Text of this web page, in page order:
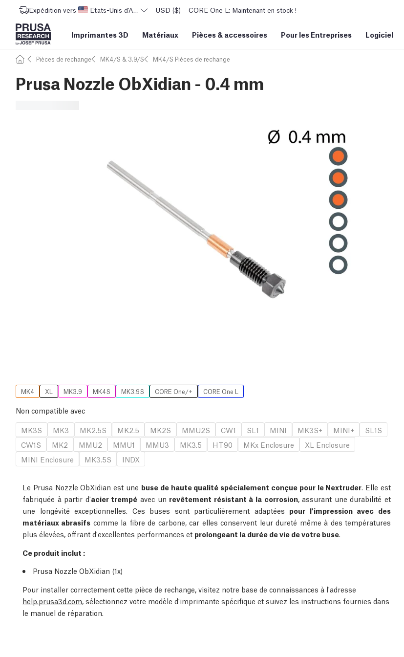
Expédition vers Etats-Unis d'AmériqueUSD ($) CORE One L: Maintenant en stock !
Imprimantes 3D Matériaux Pièces & accessoires Pour les Entreprises Logiciel
Pièces de rechange MK4/S & 3.9/S MK4/S Pièces de rechange
Prusa Nozzle ObXidian - 0.4 mm
MK4 XL MK3.9 MK4S MK3.9S CORE One/+ CORE One L
Non compatible avec
MK3S
MK3 MK2.5S MK2.5 MK2S MMU2S CW1 SL1 MINI MK3S+ MINI+
SL1S
CW1S
MK2 MMU2 MMU1 MMU3 MK3.5 HT90 MKx Enclosure
XL Enclosure
MINI Enclosure
MK3.5S INDX
Le Prusa Nozzle ObXidian est une buse de haute qualité spécialement conçue pour le Nextruder. Elle est
fabriquée à partir d'acier trempé avec un revêtement résistant à la corrosion, assurant une durabilité et
une longévité exceptionnelles. Ces buses sont particulièrement adaptées pour l'impression avec des
matériaux abrasifs comme la fibre de carbone, car elles conservent leur dureté même à des températures
plus élevées, offrant d'excellentes performances et prolongeant la durée de vie de votre buse.
Ce produit inclut :
Prusa Nozzle ObXidian (1x)
Pour installer correctement cette pièce de rechange, visitez notre base de connaissances à l'adresse
help.prusa3d.com, sélectionnez votre modèle d'imprimante spécifique et suivez les instructions fournies dans
le manuel de réparation.